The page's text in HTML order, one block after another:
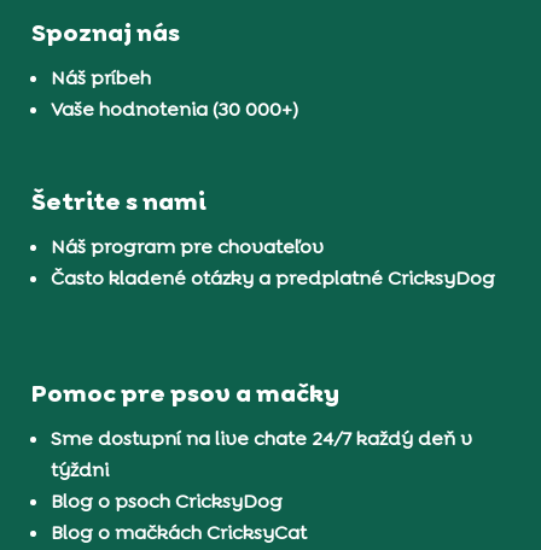
Spoznaj nás
Náš príbeh
Vaše hodnotenia (30 000+)
Šetrite s nami
Náš program pre chovateľov
Často kladené otázky a predplatné CricksyDog
Pomoc pre psov a mačky
Sme dostupní na live chate 24/7 každý deň v
týždni
Blog o psoch CricksyDog
Blog o mačkách CricksyCat